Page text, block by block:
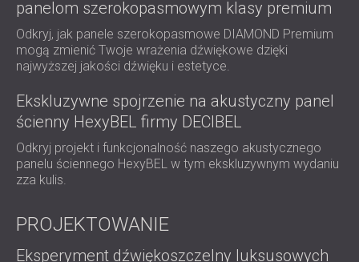
IZOLACJA AKUSTYCZNA MASZYN,
URZĄDZEŃ, AGREGATÓW
PRĄDOTWÓRCZYCH I AGREGATÓW
IZOLACJA AKUSTYCZNA I ROZWIĄZANIA
AKUSTYCZNE DLA STUDIÓW
PANELE DŹWIĘKOCHŁONNE I
AKUSTYCZNE DO OBIEKTÓW
BADAWCZYCH I LABORATORIÓW
AKUSTYCZNE DLA RESTAURACJI I
KLUBÓW
NADZÓR PROJEKTOWY
REALIZACJA PROJEKTU
OBSZAR POBIERANIA
БЪЛГАРИЯ (BG)
GREAT BRITAIN (GB)
DEUTSCHLAND (DE)
ÖSTERREICH (AT)
FINLAND (FI)
РОССИЯ (RU)
SZUKAJ
panelom szerokopasmowym klasy premium
Odkryj, jak panele szerokopasmowe DIAMOND Premium
mogą zmienić Twoje wrażenia dźwiękowe dzięki
najwyższej jakości dźwięku i estetyce.
Ekskluzywne spojrzenie na akustyczny panel
ścienny HexyBEL firmy DECIBEL
Odkryj projekt i funkcjonalność naszego akustycznego
panelu ściennego HexyBEL w tym ekskluzywnym wydaniu
zza kulis.
PROJEKTOWANIE
Eksperyment dźwiękoszczelny luksusowych